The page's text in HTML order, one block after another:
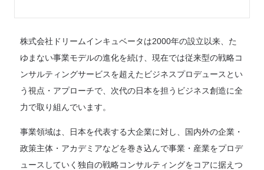
株式会社ドリームインキュベータは2000年の設立以来、た
ゆまない事業モデルの進化を続け、現在では従来型の戦略コ
ンサルティングサービスを超えたビジネスプロデュースとい
う視点・アプローチで、次代の日本を担うビジネス創造に全
力で取り組んでいます。
事業領域は、日本を代表する大企業に対し、国内外の企業・
政策主体・アカデミアなどを巻き込んで事業・産業をプロデ
ュースしていく独自の戦略コンサルティングをコアに据えつ